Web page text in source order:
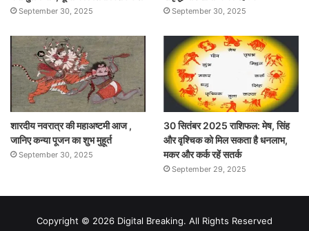
September 30, 2025 September 30, 2025
शारदीय नवरात्र की महाअष्टमी आज ,
जानिए कन्या पूजन का शुभ मुहूर्त
September 30, 2025
30 सितंबर 2025 राशिफल: मेष, सिंह
और वृश्चिक को मिल सकता है धनलाभ,
मकर और कर्क रहें सतर्क
September 29, 2025
Copyright © 2026 Digital Breaking. All Rights Reserved